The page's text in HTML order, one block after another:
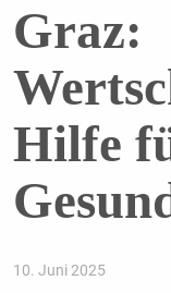
Graz:
Hilfe
10. Juni 2025